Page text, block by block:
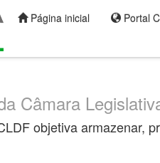
Página inicial Portal
Câmara
objetiva armazenar,